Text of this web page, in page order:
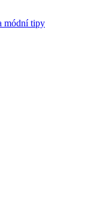
módní tipy